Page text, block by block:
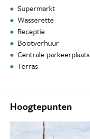
Supermarkt
Wasserette
Receptie
Bootverhuur
Centrale parkeerplaats
Terras
Hoogtepunten